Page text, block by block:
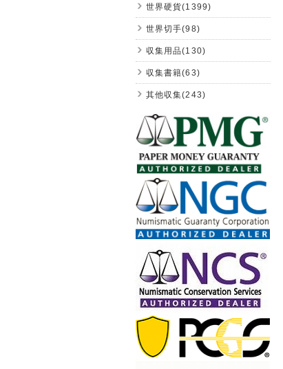
世界硬貨(1399)
世界切手(98)
収集用品(130)
収集書籍(63)
其他収集(243)